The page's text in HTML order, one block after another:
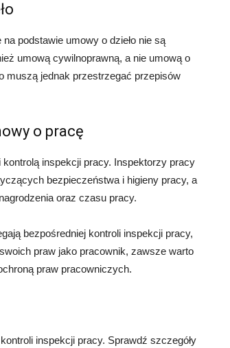
podstawie umowy o dzieło nie są
umową cywilnoprawną, a nie umową o
muszą jednak przestrzegać przepisów
o pracę
inspekcji pracy. Inspektorzy pracy
bezpieczeństwa i higieny pracy, a
oraz czasu pracy.
bezpośredniej kontroli inspekcji pracy,
praw jako pracownik, zawsze warto
praw pracowniczych.
inspekcji pracy. Sprawdź szczegóły